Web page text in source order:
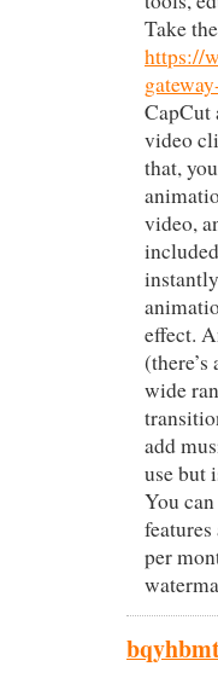
Take
https://
CapCut
video
that,
video,
effect.
wide
add
use but
You
per